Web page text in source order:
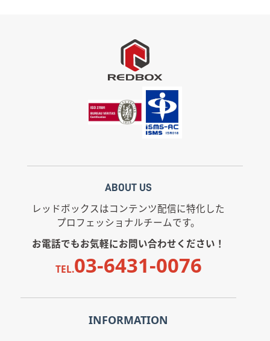
ABOUT US
レッドボックスはコンテンツ配信に特化した
プロフェッショナルチームです。
お電話でもお気軽にお問い合わせください！
TEL.03-6431-0076
INFORMATION